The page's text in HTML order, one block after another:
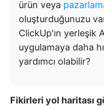
ürün veya
oluşturduğunuzu
ClickUp'ın yerleşik
uygulamaya daha
yardımcı olabilir?
Fikirleri yol haritası